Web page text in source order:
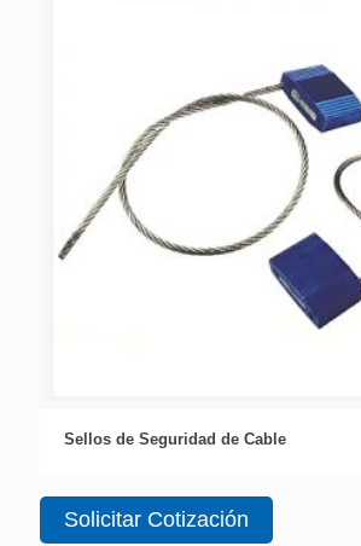
Sellos de Seguridad de Cable
Solicitar Cotización